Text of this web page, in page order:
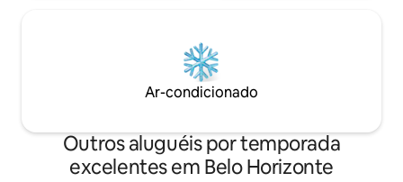
Ar-condicionado
Outros aluguéis por temporada
excelentes em Belo Horizonte